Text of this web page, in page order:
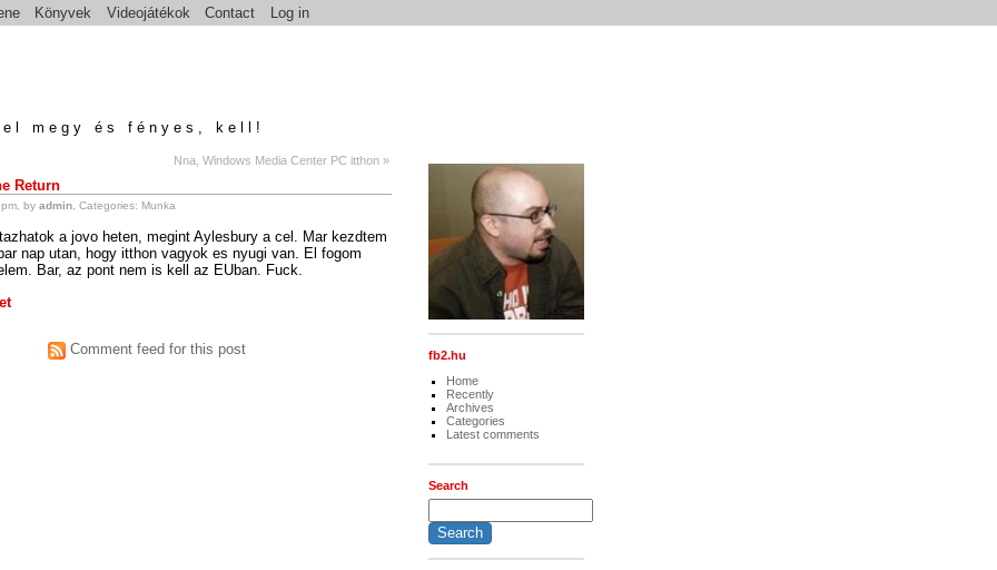
Könyvek Videojátékok Contact Log in
megy és fényes, kell!
Nna, Windows Media Center PC itthon »
Return
by admin, Categories: Munka
a jovo heten, megint Aylesbury a cel. Mar kezdtem
nap utan, hogy itthon vagyok es nyugi van. El fogom
Bar, az pont nem is kell az EUban. Fuck.
Comment feed for this post
fb2.hu
Home
Recently
Archives
Categories
Latest comments
Search